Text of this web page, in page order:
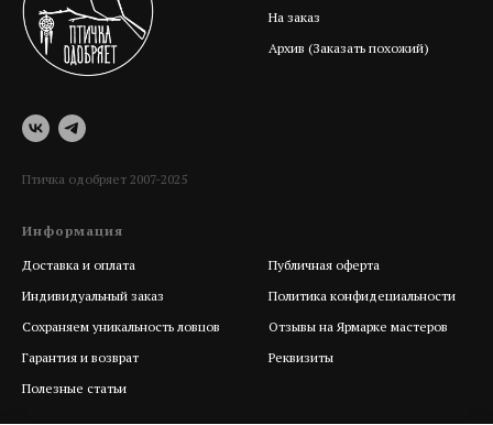
Птичка одобряет 2007-2025
На заказ
Архив (Заказать похожий)
Информация
Доставка и оплата
Индивидуальный заказ
Сохраняем уникальность ловцов
Гарантия и возврат
Полезные статьи
Публичная оферта
Политика конфидециальности
Отзывы на Ярмарке мастеров
Реквизиты